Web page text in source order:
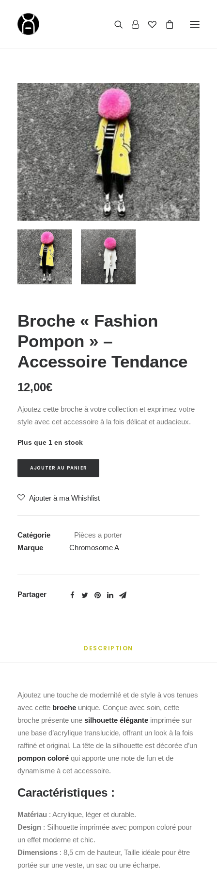
Broche « Fashion
Pompon » –
Accessoire Tendance
12,00€
Ajoutez cette broche à votre collection et exprimez votre
style avec cet accessoire à la fois délicat et audacieux.
Plus que 1 en stock
AJOUTER AU PANIER
Ajouter à ma Whishlist
Catégorie
Pièces a porter
Marque
Chromosome A
Partager
DESCRIPTION
Ajoutez une touche de modernité et de style à vos tenues
avec cette broche unique. Conçue avec soin, cette
broche présente une silhouette élégante imprimée sur
une base d’acrylique translucide, offrant un look à la fois
raffiné et original. La tête de la silhouette est décorée d’un
pompon coloré qui apporte une note de fun et de
dynamisme à cet accessoire.
Caractéristiques :
Matériau : Acrylique, léger et durable.
Design : Silhouette imprimée avec pompon coloré pour
un effet moderne et chic.
Dimensions : 8,5 cm de hauteur, Taille idéale pour être
portée sur une veste, un sac ou une écharpe.